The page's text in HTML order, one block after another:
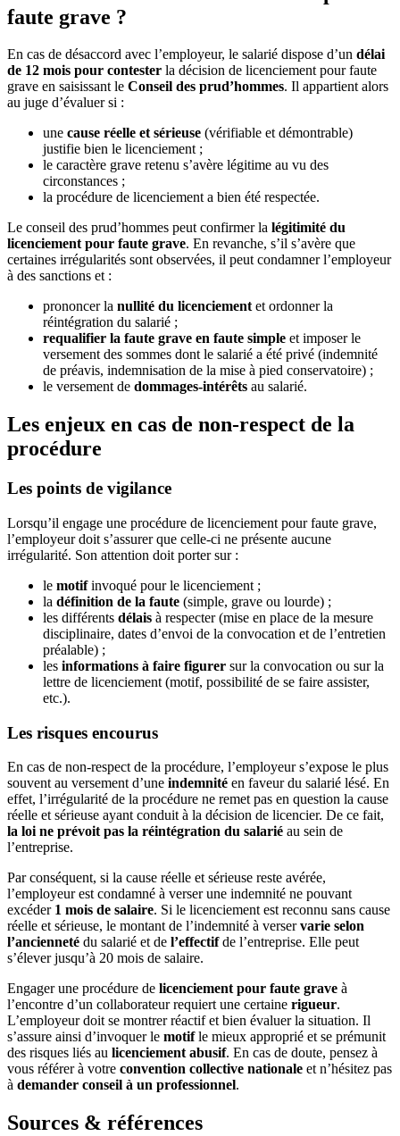
faute grave ?
En cas de désaccord avec l’employeur, le salarié dispose d’un délai
de 12 mois pour contester la décision de licenciement pour faute
grave en saisissant le Conseil des prud’hommes. Il appartient alors
au juge d’évaluer si :
une cause réelle et sérieuse (vérifiable et démontrable)
justifie bien le licenciement ;
le caractère grave retenu s’avère légitime au vu des
circonstances ;
la procédure de licenciement a bien été respectée.
Le conseil des prud’hommes peut confirmer la légitimité du
licenciement pour faute grave. En revanche, s’il s’avère que
certaines irrégularités sont observées, il peut condamner l’employeur
à des sanctions et :
prononcer la nullité du licenciementet ordonner la
réintégration du salarié ;
requalifier la faute grave en faute simple et imposer le
versement des sommes dont le salarié a été privé (indemnité
de préavis, indemnisation de la mise à pied conservatoire) ;
le versement de dommages-intérêts au salarié.
Les enjeux en cas de non-respect de la
procédure
Les points de vigilance
Lorsqu’il engage une procédure de licenciement pour faute grave,
l’employeur doit s’assurer que celle-ci ne présente aucune
irrégularité. Son attention doit porter sur :
le motifinvoqué pour le licenciement ;
la définition de la faute (simple, grave ou lourde) ;
les différents délais à respecter (mise en place de la mesure
disciplinaire, dates d’envoi de la convocation et de l’entretien
préalable) ;
les informations à faire figurer sur la convocation ou sur la
lettre de licenciement (motif, possibilité de se faire assister,
etc.).
Les risques encourus
En cas de non-respect de la procédure, l’employeur s’expose le plus
souvent au versement d’une indemnité en faveur du salarié lésé. En
effet, l’irrégularité de la procédure ne remet pas en question la cause
réelle et sérieuse ayant conduit à la décision de licencier. De ce fait,
la loi ne prévoit pas la réintégration du salarié au sein de
l’entreprise.
Par conséquent, si la cause réelle et sérieuse reste avérée,
l’employeur est condamné à verser une indemnité ne pouvant
excéder 1 mois de salaire. Si le licenciement est reconnu sans cause
réelle et sérieuse, le montant de l’indemnité à verservarie selon
l’ancienneté du salarié et de l’effectifde l’entreprise. Elle peut
s’élever jusqu’à 20 mois de salaire.
Engager une procédure de licenciement pour faute grave à
l’encontre d’un collaborateur requiert une certaine rigueur.
L’employeur doit se montrer réactif et bien évaluer la situation. Il
s’assure ainsi d’invoquer le motifle mieux approprié et se prémunit
des risques liés au licenciement abusif. En cas de doute, pensez à
vous référer à votre convention collective nationale et n’hésitez pas
à demander conseil à un professionnel.
Sources & références